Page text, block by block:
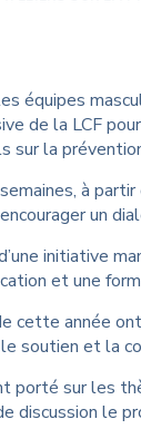
équipes
de la LCF
sur la
à
un
initiative
et une
cette année
soutien et la
porté sur les
discussion le